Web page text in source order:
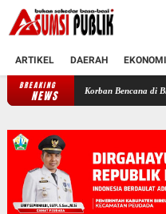
ARTIKEL DAERAH EKONOMI
BREAKING
NEWS
SKT Korban Bencana di Bireuen: